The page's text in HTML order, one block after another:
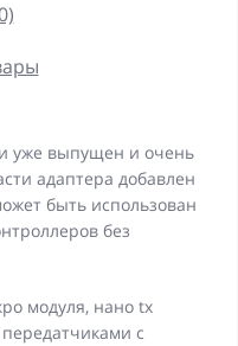
уже выпущен и очень
адаптера добавлен
быть использован
без
модуля, нано tx
с